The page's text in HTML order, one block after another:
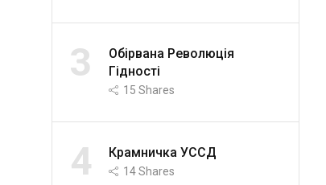
3
Обірвана Революція
Гідності
15 Shares
4 Крамничка УССД
14Shares